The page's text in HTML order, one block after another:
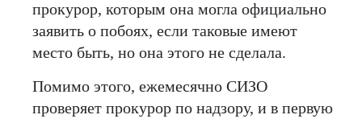
прокурор, которым она могла официально
заявить о побоях, если таковые имеют
место быть, но она этого не сделала.
Помимо этого, ежемесячно СИЗО
проверяет прокурор по надзору, и в первую